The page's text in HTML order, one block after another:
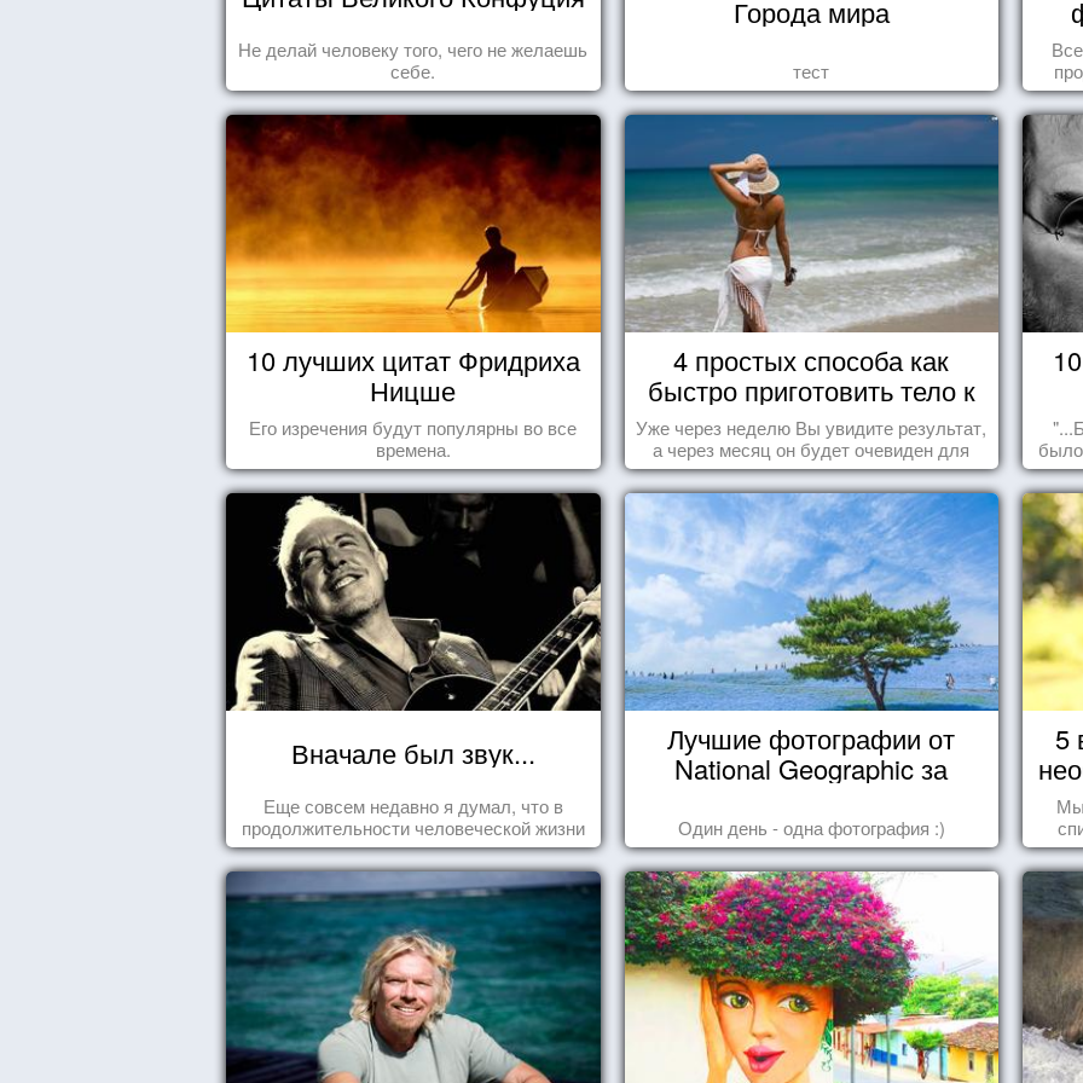
Не делай человеку того, чего не желаешь
себе.
Города мира
тест
10 лучших цитат Фридриха
Ницше
Его изречения будут популярны во все
времена.
4 простых способа как
быстро приготовить тело к
морю
Уже через неделю Вы увидите результат,
а через месяц он будет очевиден для
всех!
Вначале был звук...
Еще совсем недавно я думал, что в
продолжительности человеческой жизни
заложена какая-то ошибка.
Лучшие фотографии от
National Geographic за
Один день - одна фотография :)
5
Мы